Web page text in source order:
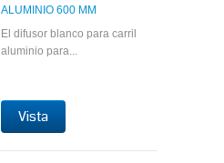
ALUMINIO 600 MM
El difusor blanco para carril
aluminio para...
Vista